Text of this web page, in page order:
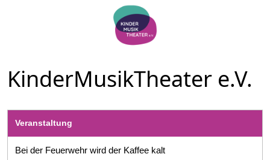
KinderMusikTheater e.V.
Veranstaltung
Bei der Feuerwehr wird der Kaffee kalt